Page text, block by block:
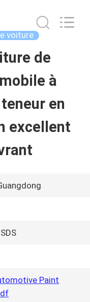
voiture
de
à
en
excellent
Paint